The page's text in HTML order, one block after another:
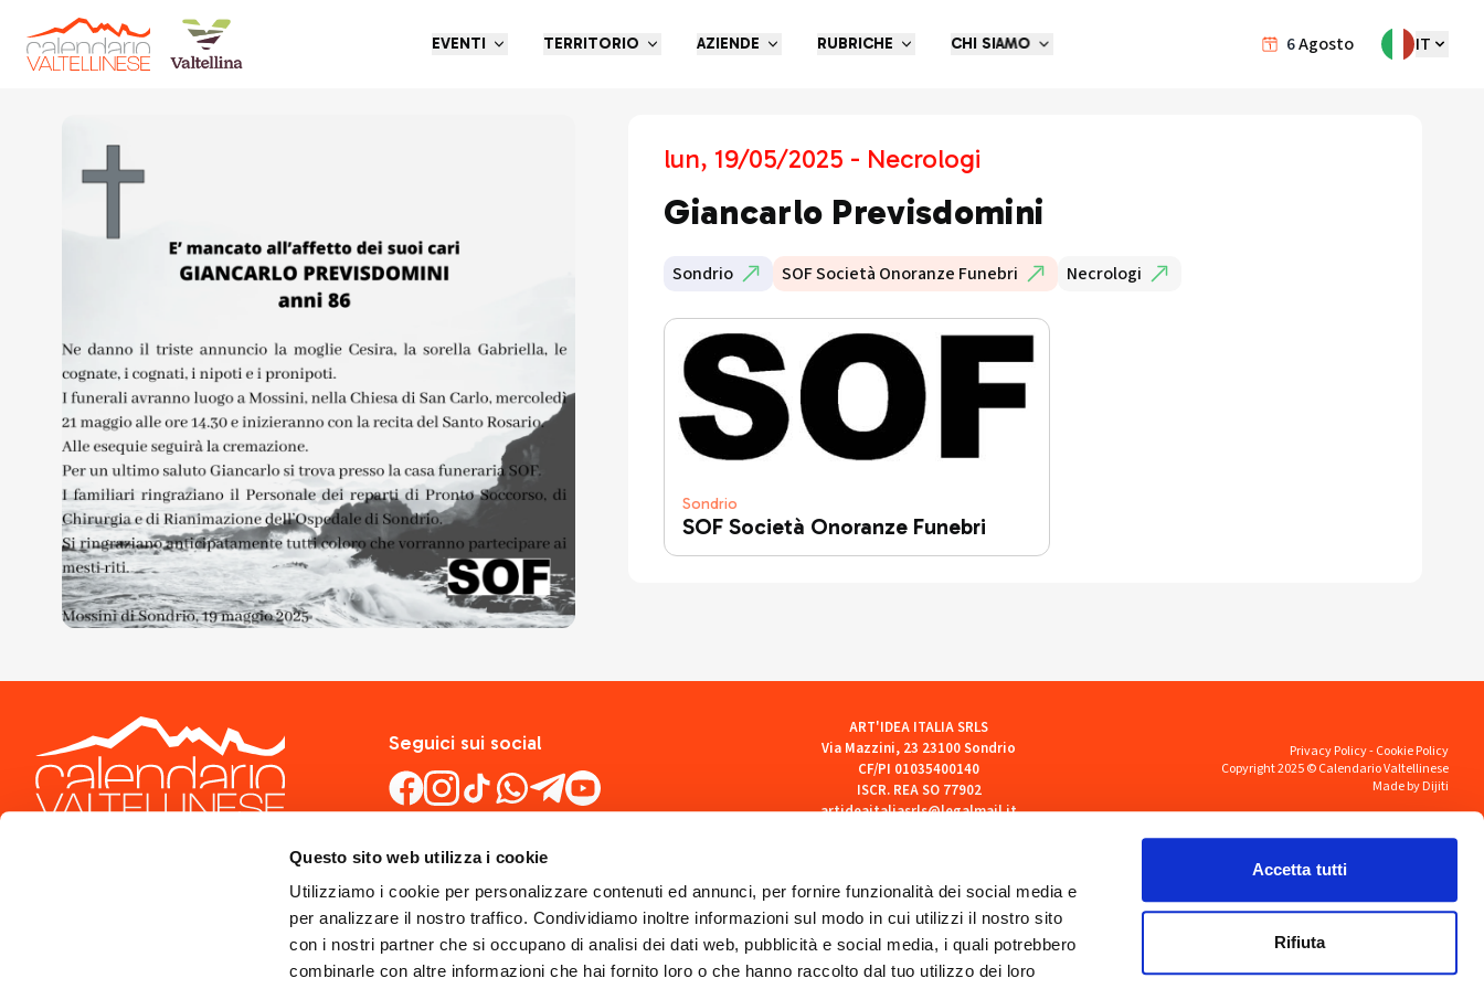
Questo sito web utilizza i cookie
Utilizziamo i cookie per personalizzare contenuti ed annunci, per fornire funzionalità dei social media e
per analizzare il nostro traffico. Condividiamo inoltre informazioni sul modo in cui utilizzi il nostro sito
con i nostri partner che si occupano di analisi dei dati web, pubblicità e social media, i quali potrebbero
combinarle con altre informazioni che hai fornito loro o che hanno raccolto dal tuo utilizzo dei loro
Accetta tutti
Rifiuta
6Agosto IT
EVENTI TERRITORIO AZIENDE RUBRICHE CHI SIAMO
Torna indietro
lun, 19/05/2025 - Necrologi
Giancarlo Previsdomini
Sondrio SOF Società Onoranze Funebri Necrologi
Sondrio
SOF Società Onoranze Funebri
Seguici sui social
ART'IDEA ITALIA SRLS
Via Mazzini, 23 23100 Sondrio
CF/PI 01035400140
ISCR. REA SO 77902
artideaitaliasrls@legalmail.it
Privacy Policy-Cookie Policy
Copyright 2025 © Calendario Valtellinese
Made by Dijiti